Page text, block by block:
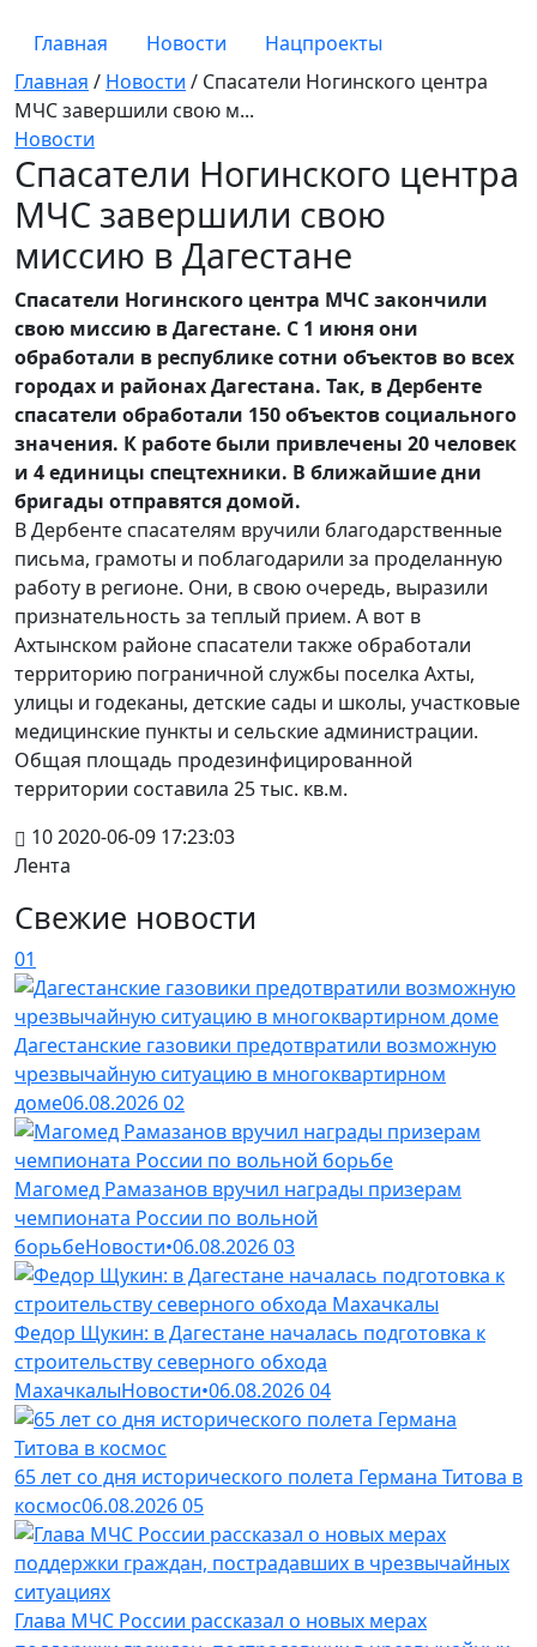
Главная Новости
Нацпроекты
Главная / Новости / Спасатели Ногинского центра
МЧС завершили свою м...
Новости
Спасатели Ногинского центра
МЧС завершили свою
миссию в Дагестане
Спасатели Ногинского центра МЧС закончили
свою миссию в Дагестане. С 1 июня они
обработали в республике сотни объектов во всех
городах и районах Дагестана. Так, в Дербенте
спасатели обработали 150 объектов социального
значения. К работе были привлечены 20 человек
и 4 единицы спецтехники. В ближайшие дни
бригады отправятся домой.
В Дербенте спасателям вручили благодарственные
письма, грамоты и поблагодарили за проделанную
работу в регионе. Они, в свою очередь, выразили
признательность за теплый прием. А вот в
Ахтынском районе спасатели также обработали
территорию пограничной службы поселка Ахты,
улицы и годеканы, детские сады и школы, участковые
медицинские пункты и сельские администрации.
Общая площадь продезинфицированной
территории составила 25 тыс. кв.м.
102020-06-09 17:23:03
Лента
Свежие новости
01
Дагестанские газовики предотвратили возможную
чрезвычайную ситуацию в многоквартирном
доме06.08.202602
Магомед Рамазанов вручил награды призерам
чемпионата России по вольной
борьбеНовости•06.08.202603
Федор Щукин: в Дагестане началась подготовка к
строительству северного обхода
МахачкалыНовости•06.08.202604
65 лет со дня исторического полета Германа Титова в
космос06.08.202605
Глава МЧС России рассказал о новых мерах